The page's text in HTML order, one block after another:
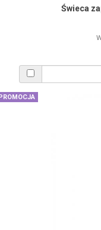
Świeca